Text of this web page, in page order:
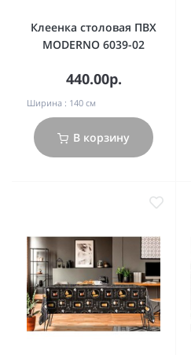
Клеенка столовая ПВХ
MODERNO 6039-02
440.00р.
Ширина : 140 см
В корзину